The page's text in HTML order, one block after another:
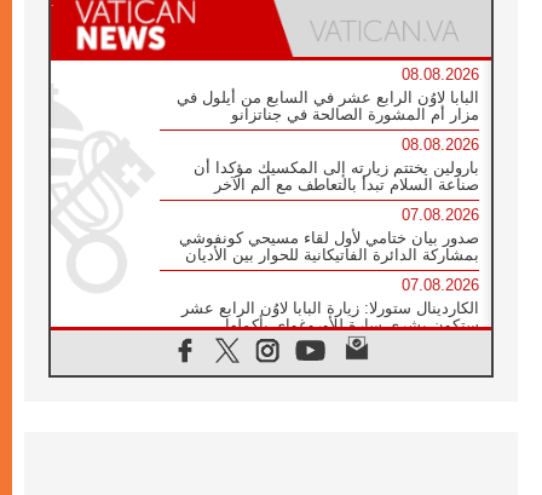
08.08.2026
البابا لاوُن الرابع عشر في السابع من أيلول في
مزار أم المشورة الصالحة في جناتزانو
08.08.2026
بارولين يختتم زيارته إلى المكسيك مؤكدا أن
صناعة السلام تبدأ بالتعاطف مع ألم الآخر
07.08.2026
صدور بيان ختامي لأول لقاء مسيحي كونفوشي
بمشاركة الدائرة الفاتيكانية للحوار بين الأديان
07.08.2026
الكاردينال ستورلا: زيارة البابا لاوُن الرابع عشر
ستكون بشرى سارة للأوروغواي بأكملها
الفاتيكان يعلن برنامج الزيارة الرسولية للبابا لاوُن